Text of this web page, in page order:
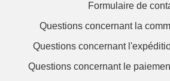
Formulaire de
Questions concernant la
Questions concernant
Questions concernant le